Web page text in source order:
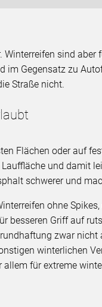
sind aber
im Gegensatz zu
Straße nicht.
Flächen oder auf
und damit
schwerer und
ohne
besseren Griff auf
zwar nicht
winterlichen
für extreme